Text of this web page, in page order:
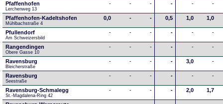
Pfaffenhofen
Lerchenweg 13
- - - - - -
Pfaffenhofen-Kadeltshofen
Mühlbachstraße 4
0,0 - - 0,5 1,0 1,0
Pfullendorf
Am Schweizersbild
- - - - - -
Rangendingen
Obere Gasse 10
- - - - - -
Ravensburg
Bleicherstraße
- - - - 3,0 -
Ravensburg
Seestraße
- - - - - -
Ravensburg-Schmalegg
St.-Magdalena-Ring 42
- - - - 2,0 1,7